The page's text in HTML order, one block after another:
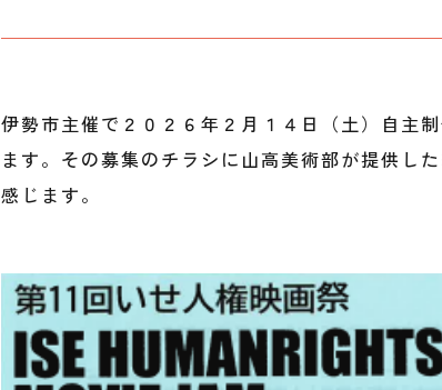
伊勢市主催で２０２６年２月１４日（土）自主
ます。その募集のチラシに山高美術部が提供し
感じます。